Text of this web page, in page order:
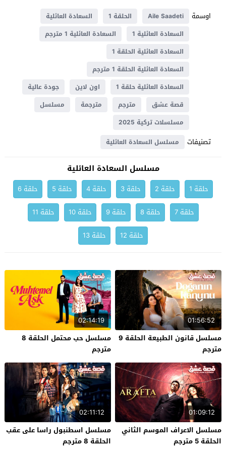
اوسمة
Aile Saadeti الحلقة 1
السعادة العائلية
السعادة العائلية 1
السعادة العائلية 1 مترجم
السعادة العائلية الحلقة 1
السعادة العائلية الحلقة 1 مترجم
السعادة العائلية حلقة 1
اون لاين
جودة عالية
قصة عشق
مترجم مترجمة
مسلسل
مسلسلات تركية 2025
تصنيفات مسلسل السعادة العائلية
مسلسل السعادة العائلية
حلقة 1 حلقة 2 حلقة 3 حلقة 4 حلقة 5
حلقة 6
حلقة 7
حلقة 8 حلقة 9 حلقة 10
حلقة 11
حلقة 12
حلقة 13
01:56:52
مسلسل قانون الطبيعة الحلقة 9
مترجم
02:14:19
مسلسل حب محتمل الحلقة 8
مترجم
01:09:12
مسلسل الاعراف الموسم الثاني
الحلقة 5 مترجم
02:11:12
مسلسل اسطنبول راسا على عقب
الحلقة 8 مترجم